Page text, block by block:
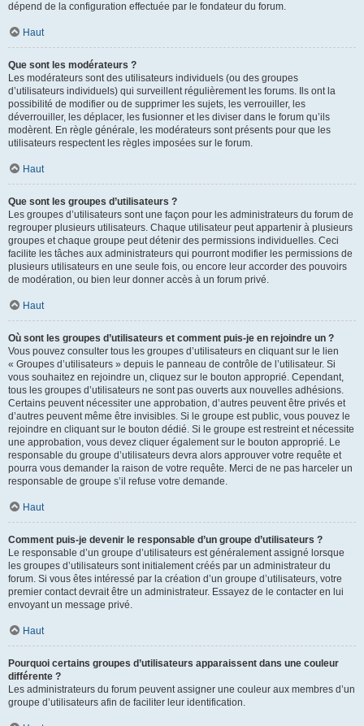
dépend de la configuration effectuée par le fondateur du forum.
Haut
Que sont les modérateurs ?
Les modérateurs sont des utilisateurs individuels (ou des groupes
d’utilisateurs individuels) qui surveillent régulièrement les forums. Ils ont la
possibilité de modifier ou de supprimer les sujets, les verrouiller, les
déverrouiller, les déplacer, les fusionner et les diviser dans le forum qu’ils
modèrent. En règle générale, les modérateurs sont présents pour que les
utilisateurs respectent les règles imposées sur le forum.
Haut
Que sont les groupes d’utilisateurs ?
Les groupes d’utilisateurs sont une façon pour les administrateurs du forum de
regrouper plusieurs utilisateurs. Chaque utilisateur peut appartenir à plusieurs
groupes et chaque groupe peut détenir des permissions individuelles. Ceci
facilite les tâches aux administrateurs qui pourront modifier les permissions de
plusieurs utilisateurs en une seule fois, ou encore leur accorder des pouvoirs
de modération, ou bien leur donner accès à un forum privé.
Haut
Où sont les groupes d’utilisateurs et comment puis-je en rejoindre un ?
Vous pouvez consulter tous les groupes d’utilisateurs en cliquant sur le lien
« Groupes d’utilisateurs » depuis le panneau de contrôle de l’utilisateur. Si
vous souhaitez en rejoindre un, cliquez sur le bouton approprié. Cependant,
tous les groupes d’utilisateurs ne sont pas ouverts aux nouvelles adhésions.
Certains peuvent nécessiter une approbation, d’autres peuvent être privés et
d’autres peuvent même être invisibles. Si le groupe est public, vous pouvez le
rejoindre en cliquant sur le bouton dédié. Si le groupe est restreint et nécessite
une approbation, vous devez cliquer également sur le bouton approprié. Le
responsable du groupe d’utilisateurs devra alors approuver votre requête et
pourra vous demander la raison de votre requête. Merci de ne pas harceler un
responsable de groupe s’il refuse votre demande.
Haut
Comment puis-je devenir le responsable d’un groupe d’utilisateurs ?
Le responsable d’un groupe d’utilisateurs est généralement assigné lorsque
les groupes d’utilisateurs sont initialement créés par un administrateur du
forum. Si vous êtes intéressé par la création d’un groupe d’utilisateurs, votre
premier contact devrait être un administrateur. Essayez de le contacter en lui
envoyant un message privé.
Haut
Pourquoi certains groupes d’utilisateurs apparaissent dans une couleur
différente ?
Les administrateurs du forum peuvent assigner une couleur aux membres d’un
groupe d’utilisateurs afin de faciliter leur identification.